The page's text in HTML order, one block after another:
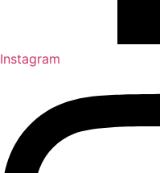
Instagram